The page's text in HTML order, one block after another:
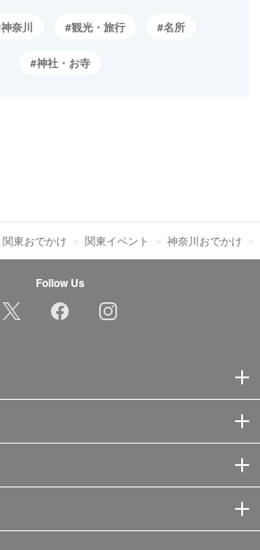
神奈川 観光・旅行 名所
神社・お寺
関東おでかけ 関東イベント 神奈川おでかけ
Follow Us